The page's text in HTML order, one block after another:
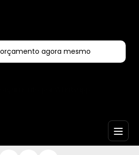
agora mesmo